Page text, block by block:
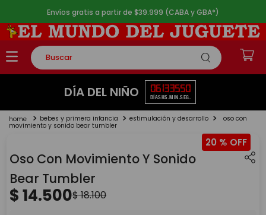
Envíos gratis a partir de $39.999 (CABA y GBA*)
Buscar
TÉRMINOS MÁS BUSCADOS
2.
lego
4.
monopatin
5. toy story
DÍA DEL NIÑO 06
DÍAS
13
HS.
35
MIN.
50
SEG.
bebes y primera infancia estimulación y desarrollo oso con
movimiento y sonido bear tumbler
20 %
Oso Con Movimiento Y Sonido
Bear Tumbler
$14.500$18.100